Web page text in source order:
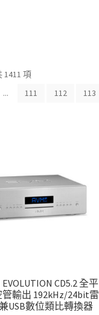
1411 項依
... 111 112 113
CD5.2 全平
輸出 192kHz/24bit雷
USB數位類比轉換器